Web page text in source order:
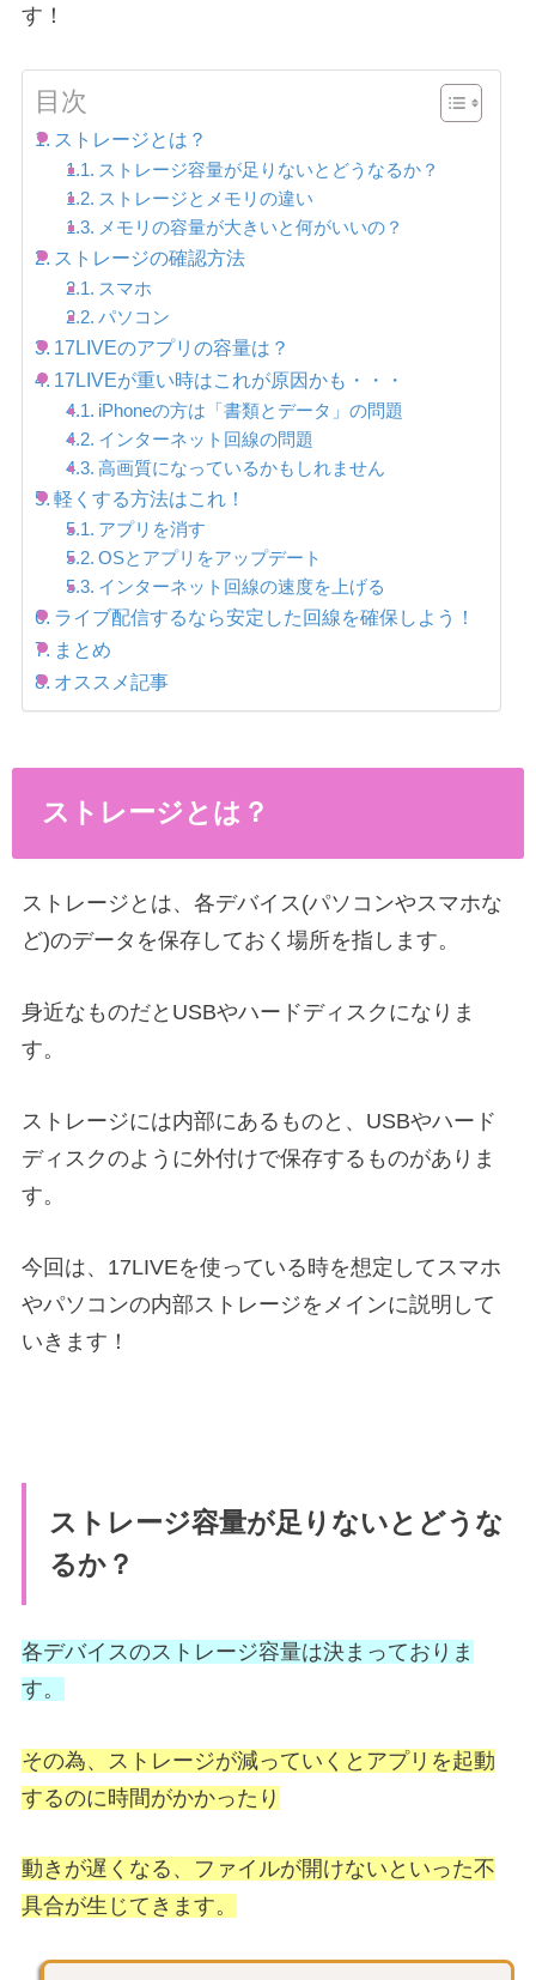
す！
目次
ストレージとは？
ストレージ容量が足りないとどうなるか？
ストレージとメモリの違い
メモリの容量が大きいと何がいいの？
ストレージの確認方法
スマホ
パソコン
17LIVEのアプリの容量は？
17LIVEが重い時はこれが原因かも・・・
iPhoneの方は「書類とデータ」の問題
インターネット回線の問題
高画質になっているかもしれません
軽くする方法はこれ！
アプリを消す
OSとアプリをアップデート
インターネット回線の速度を上げる
ライブ配信するなら安定した回線を確保しよう！
まとめ
オススメ記事
ストレージとは？
ストレージとは、各デバイス(パソコンやスマホな
ど)のデータを保存しておく場所を指します。
身近なものだとUSBやハードディスクになりま
す。
ストレージには内部にあるものと、USBやハード
ディスクのように外付けで保存するものがありま
す。
今回は、17LIVEを使っている時を想定してスマホ
やパソコンの内部ストレージをメインに説明して
いきます！
ストレージ容量が足りないとどうな
るか？
各デバイスのストレージ容量は決まっておりま
す。
その為、ストレージが減っていくとアプリを起動
するのに時間がかかったり
動きが遅くなる、ファイルが開けないといった不
具合が生じてきます。